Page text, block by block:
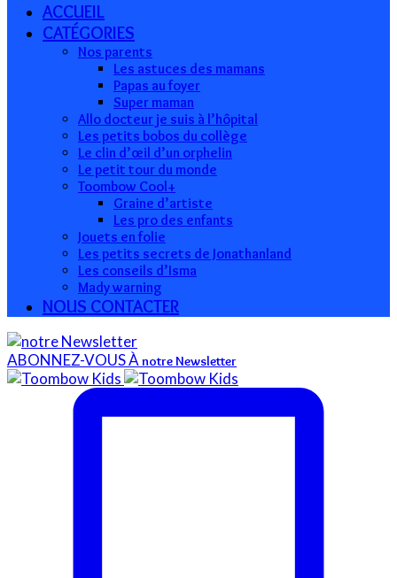
ACCUEIL
CATÉGORIES
Nos parents
Les astuces des mamans
Papas au foyer
Super maman
Allo docteur je suis à l’hôpital
Les petits bobos du collège
Le clin d’œil d’un orphelin
Le petit tour du monde
Toombow Cool+
Graine d’artiste
Les pro des enfants
Jouets en folie
Les petits secrets de Jonathanland
Les conseils d’Isma
Mady warning
NOUS CONTACTER
ABONNEZ-VOUS À notre Newsletter